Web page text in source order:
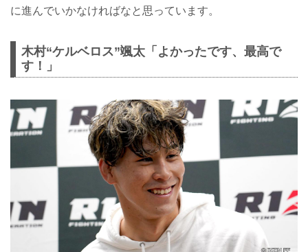
に進んでいかなければなと思っています。
木村“ケルベロス”颯太「よかったです、最高で
す！」